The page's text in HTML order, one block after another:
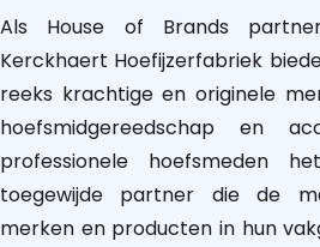
Als House of Brands
Kerckhaert Hoefijzerfabriek
reeks krachtige en originele
hoefsmidgereedschap en
professionele hoefsmeden
toegewijde partner die de
merken en producten in hun